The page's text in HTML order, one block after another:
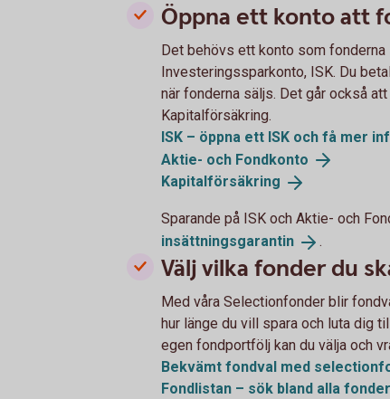
Öppna ett konto att
Det behövs ett konto som
Investeringssparkonto, ISK. Du
när fonderna säljs. Det går också
Kapitalförsäkring.
ISK – öppna ett ISK och få mer
Aktie- och Fondkonto
Kapitalförsäkring
Sparande på ISK och Aktie- och
insättningsgarantin
.
Välj vilka fonder du
Med våra Selectionfonder blir
hur länge du vill spara och luta dig
egen fondportfölj kan du välja och
Bekvämt fondval med
Fondlistan – sök bland alla fonder